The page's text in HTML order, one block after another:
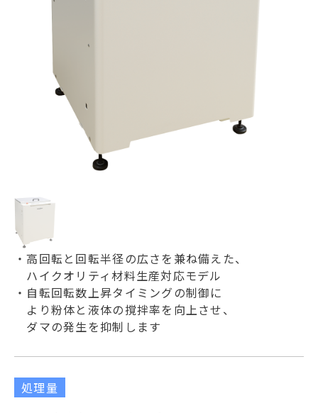
・高回転と回転半径の広さを兼ね備えた、
ハイクオリティ材料生産対応モデル
・自転回転数上昇タイミングの制御に
より粉体と液体の撹拌率を向上させ、
ダマの発生を抑制します
処理量